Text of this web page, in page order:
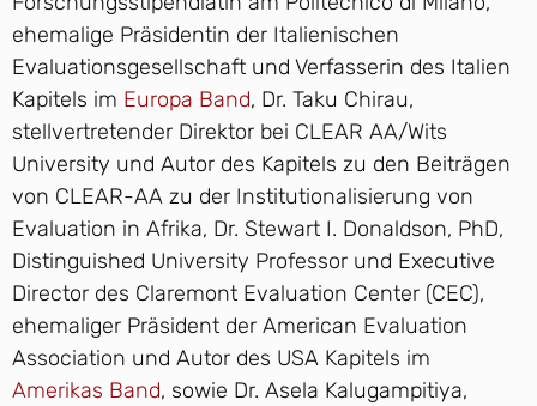
ehemalige Präsidentin der Italienischen
Evaluationsgesellschaft und Verfasserin des Italien
Kapitels im Europa Band, Dr. Taku Chirau,
stellvertretender Direktor bei CLEAR AA/Wits
University und Autor des Kapitels zu den Beiträgen
von CLEAR-AA zu der Institutionalisierung von
Evaluation in Afrika, Dr. Stewart I. Donaldson, PhD,
Distinguished University Professor und Executive
Director des Claremont Evaluation Center (CEC),
ehemaliger Präsident der American Evaluation
Association und Autor des USA Kapitels im
Amerikas Band, sowie Dr. Asela Kalugampitiya,